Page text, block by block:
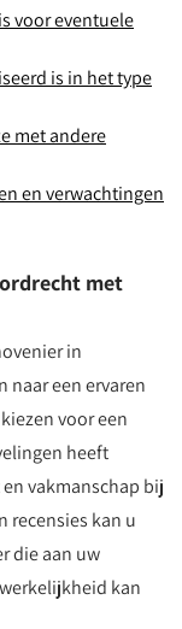
voor eventuele
is in het type
met andere
en verwachtingen
met
in
naar een ervaren
voor een
heeft
vakmanschap bij
recensies kan u
die aan uw
kan